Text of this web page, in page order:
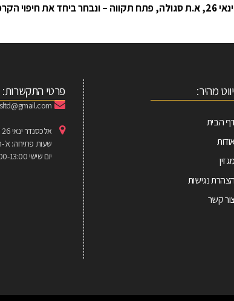
בקרו באולם התצוגה החדש שלנו ברח' אלכסנדר ינאי 26, א.ת סגולה, פתח
מהיר:
הבית
מגזין
הצהרת נגישות
קשר
פרטי התקשרות:
אלכסנדר ינאי 26 א.ת. סגולה פתח תקווה
שעות פתיחה: א׳-ה׳ 8:30-
יום שישי 9:00-13:00 , שבת סגור